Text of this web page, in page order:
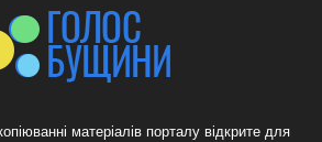
матеріалів порталу відкрите для